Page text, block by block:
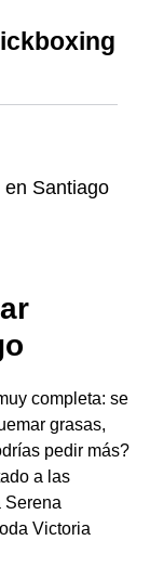
completa: se
grasas,
pedir más?
a las
Serena
Victoria